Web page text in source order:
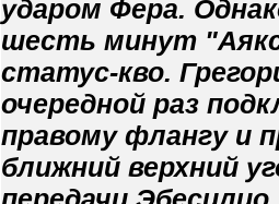
ударом Фера.
шесть минут
статус-кво.
очередной раз
правому флангу и
ближний верхний